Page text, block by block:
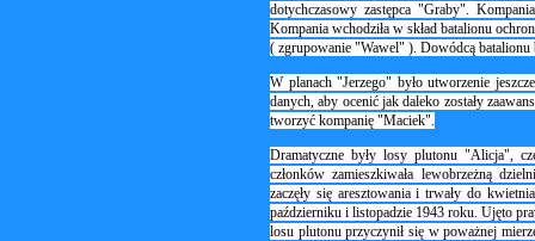
dotychczasowy zastępca "Graby".
Kompania wchodziła w skład batalionu
( zgrupowanie "Wawel" ). Dowódcą batalionu
W planach "Jerzego" było utworzenie
danych, aby ocenić jak daleko zostały
tworzyć kompanię "Maciek".
Dramatyczne były losy plutonu "Alicja",
członków zamieszkiwała lewobrzeżną
zaczęły się aresztowania i trwały do
październiku i listopadzie 1943 roku. Ujęto
losu plutonu przyczynił się w poważnej